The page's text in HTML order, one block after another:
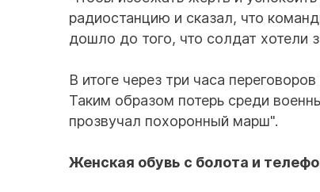
радиостанцию и сказал, что
дошло до того, что солдат хотели
В итоге через три часа
Таким образом потерь среди
прозвучал похоронный марш".
Женская обувь с болота и